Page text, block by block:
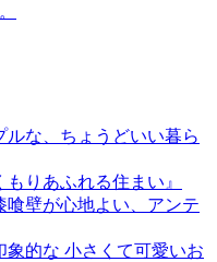
な、ちょうどいい暮ら
りあふれる住まい』
壁が心地よい、アンテ
的な 小さくて可愛いお